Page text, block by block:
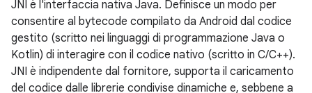
JNI è l'interfaccia nativa Java. Definisce un modo per
consentire al bytecode compilato da Android dal codice
gestito (scritto nei linguaggi di programmazione Java o
Kotlin) di interagire con il codice nativo (scritto in C/C++).
JNI è indipendente dal fornitore, supporta il caricamento
del codice dalle librerie condivise dinamiche e, sebbene a